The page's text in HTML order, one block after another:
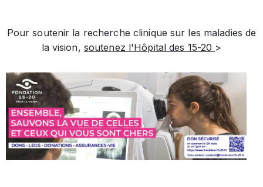
Pour soutenir la recherche clinique sur les maladies de
la vision, soutenez l'Hôpital des 15-20 >